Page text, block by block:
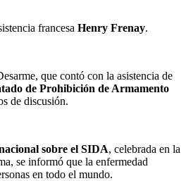
francesa Henry Frenay.
que contó con la asistencia de
de Prohibición de Armamento
de discusión.
sobre el SIDA, celebrada en la
se informó que la enfermedad
en todo el mundo.